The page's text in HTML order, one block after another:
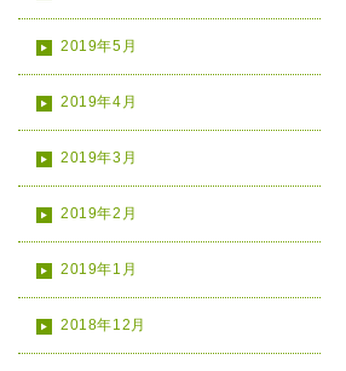
2019年5月
2019年4月
2019年3月
2019年2月
2019年1月
2018年12月